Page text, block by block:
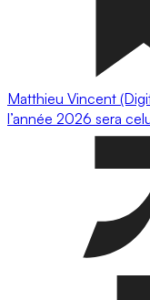
Matthieu Vincent
l’année 2026 sera